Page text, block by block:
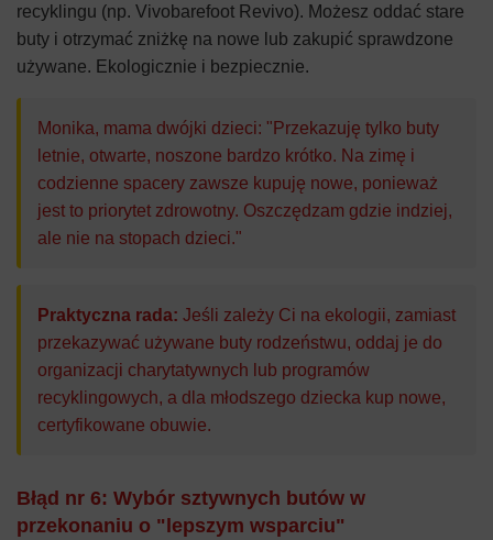
recyklingu (np. Vivobarefoot Revivo). Możesz oddać stare
buty i otrzymać zniżkę na nowe lub zakupić sprawdzone
używane. Ekologicznie i bezpiecznie.
Monika, mama dwójki dzieci: "Przekazuję tylko buty
letnie, otwarte, noszone bardzo krótko. Na zimę i
codzienne spacery zawsze kupuję nowe, ponieważ
jest to priorytet zdrowotny. Oszczędzam gdzie indziej,
ale nie na stopach dzieci."
Praktyczna rada: Jeśli zależy Ci na ekologii, zamiast
przekazywać używane buty rodzeństwu, oddaj je do
organizacji charytatywnych lub programów
recyklingowych, a dla młodszego dziecka kup nowe,
certyfikowane obuwie.
Błąd nr 6: Wybór sztywnych butów w
przekonaniu o "lepszym wsparciu"